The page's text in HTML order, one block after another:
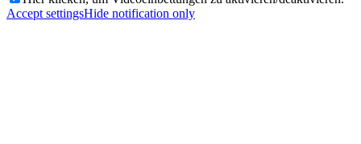
Accept settingsHide notification only